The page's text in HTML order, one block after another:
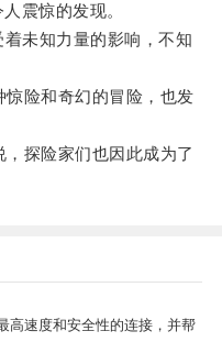
震惊的发现。
未知力量的影响，不知
险和奇幻的冒险，也发
探险家们也因此成为了
高速度和安全性的连接，并帮